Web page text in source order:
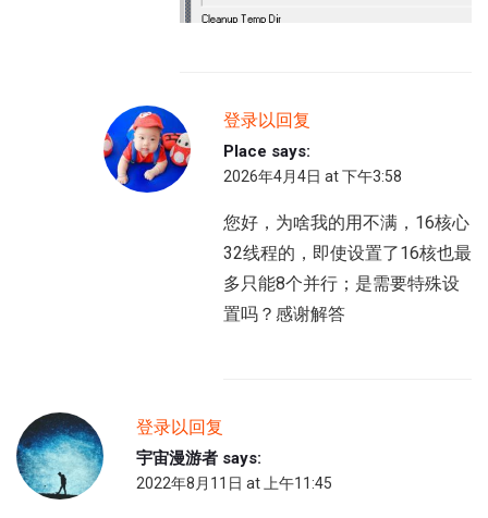
登录以回复
Place says:
2026年4月4日 at 下午3:58
您好，为啥我的用不满，16核心
32线程的，即使设置了16核也最
多只能8个并行；是需要特殊设
置吗？感谢解答
登录以回复
宇宙漫游者 says:
2022年8月11日 at 上午11:45